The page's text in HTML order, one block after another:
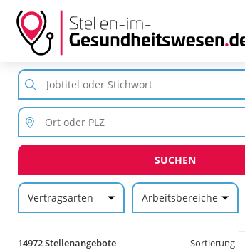
SUCHEN
Vertragsarten Arbeitsbereiche
14972 Stellenangebote Sortierung